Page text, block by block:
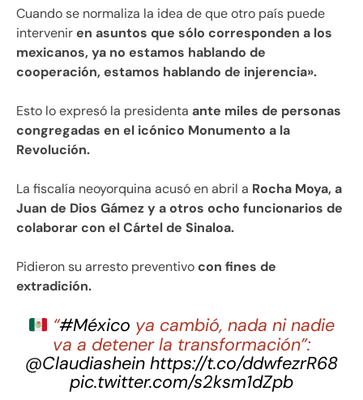
Cuando se normaliza la idea de que otro país puede
interveniren asuntos que sólo corresponden a los
mexicanos, ya no estamos hablando de
cooperación, estamos hablando de injerencia».
Esto lo expresó la presidenta ante miles de personas
congregadas en el icónico Monumento a la
Revolución.
La fiscalía neoyorquina acusó en abril a Rocha Moya, a
Juan de Dios Gámez y a otros ocho funcionarios de
colaborar con el Cártel de Sinaloa.
Pidieron su arresto preventivocon fines de
extradición.
“#México ya cambió, nada ni nadie
va a detener la transformación”:
@Claudiashein https://t.co/ddwfezrR68
pic.twitter.com/s2ksm1dZpb